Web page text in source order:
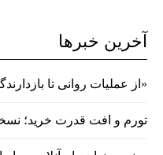
آخرین خبرها
«از عملیات روانی تا
تورم و افت قدرت خرید؛